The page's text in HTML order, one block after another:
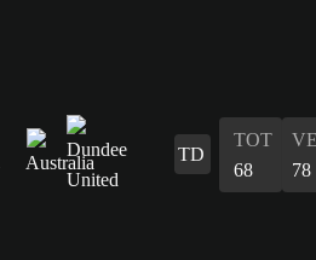
TD
TOT
68
78